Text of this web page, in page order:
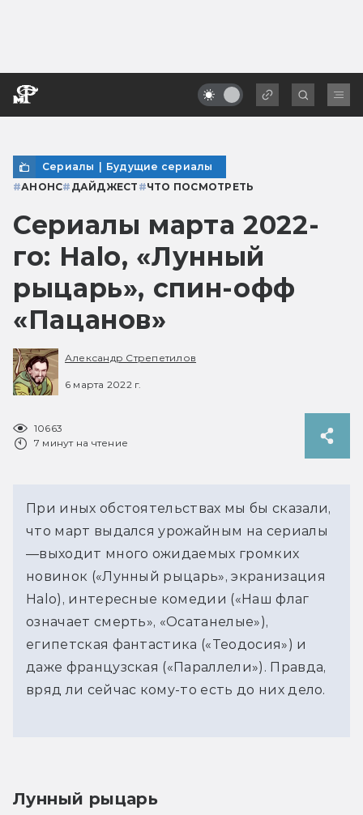
Сериалы | Будущие сериалы
#АНОНС# ДАЙДЖЕСТ #ЧТО ПОСМОТРЕТЬ
Сериалы марта 2022-
го: Halo, «Лунный
рыцарь», спин-офф
«Пацанов»
Александр Стрепетилов
6 марта 2022 г.
10663
7 минут на чтение
При иных обстоятельствах мы бы сказали,
что март выдался урожайным на сериалы
—выходит много ожидаемых громких
новинок («Лунный рыцарь», экранизация
Halo), интересные комедии («Наш флаг
означает смерть», «Осатанелые»),
египетская фантастика («Теодосия») и
даже французская («Параллели»). Правда,
вряд ли сейчас кому-то есть до них дело.
Лунный рыцарь